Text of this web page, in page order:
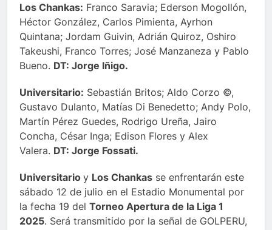
Los Chankas: Franco Saravia; Ederson Mogollón,
Héctor González, Carlos Pimienta, Ayrhon
Quintana; Jordam Guivin, Adrián Quiroz, Oshiro
Takeushi, Franco Torres; José Manzaneza y Pablo
Bueno. DT: Jorge Iñigo.
Universitario: Sebastián Britos; Aldo Corzo ©,
Gustavo Dulanto, Matías Di Benedetto; Andy Polo,
Martín Pérez Guedes, Rodrigo Ureña, Jairo
Concha, César Inga; Edison Flores y Alex
Valera. DT: Jorge Fossati.
Universitario y Los Chankas se enfrentarán este
sábado 12 de julio en el Estadio Monumental por
la fecha 19 del Torneo Apertura de la Liga 1
2025. Será transmitido por la señal de GOLPERU,